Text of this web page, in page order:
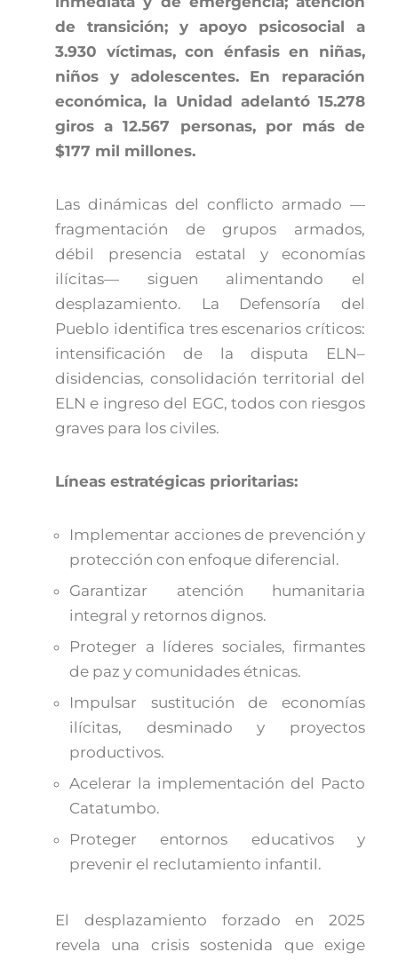
de transición; y apoyo psicosocial a
3.930 víctimas, con énfasis en niñas,
niños y adolescentes. En reparación
económica, la Unidad adelantó 15.278
giros a 12.567 personas, por más de
$177 mil millones.
Las dinámicas del conflicto armado —
fragmentación de grupos armados,
débil presencia estatal y economías
ilícitas— siguen alimentando el
desplazamiento. La Defensoría del
Pueblo identifica tres escenarios críticos:
intensificación de la disputa ELN–
disidencias, consolidación territorial del
ELN e ingreso del EGC, todos con riesgos
graves para los civiles.
Líneas estratégicas prioritarias:
Implementar acciones de prevención y
protección con enfoque diferencial.
Garantizar atención humanitaria
integral y retornos dignos.
Proteger a líderes sociales, firmantes
de paz y comunidades étnicas.
Impulsar sustitución de economías
ilícitas, desminado y proyectos
productivos.
Acelerar la implementación del Pacto
Catatumbo.
Proteger entornos educativos y
prevenir el reclutamiento infantil.
El desplazamiento forzado en 2025
revela una crisis sostenida que exige